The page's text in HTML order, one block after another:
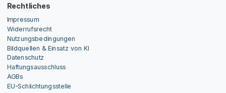
Rechtliches
Impressum
Widerrufsrecht
Nutzungsbedingungen
Bildquellen & Einsatz von KI
Datenschutz
Haftungsausschluss
AGBs
EU-Schlichtungsstelle